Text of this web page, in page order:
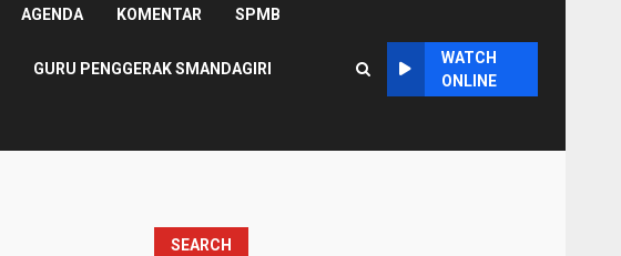
AGENDA KOMENTAR SPMB
GURU PENGGERAK SMANDAGIRI
WATCH
ONLINE
SEARCH